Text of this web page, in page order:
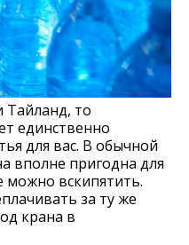
Тайланд, то
единственно
для вас. В обычной
вполне пригодна для
можно вскипятить.
за ту же
крана в